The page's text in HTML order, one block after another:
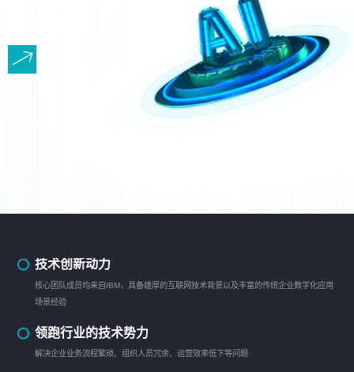
技术创新动力
核心团队成员均来自IBM，具备雄厚的互联网技术背景以及丰富的传统企业数字化应用
场景经验
领跑行业的技术势力
解决企业业务流程繁琐、组织人员冗余、运营效率低下等问题